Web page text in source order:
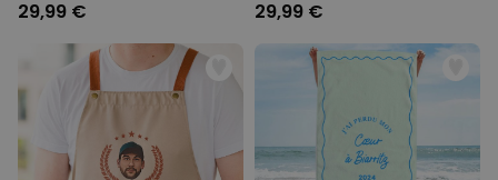
29,99 € 29,99 €